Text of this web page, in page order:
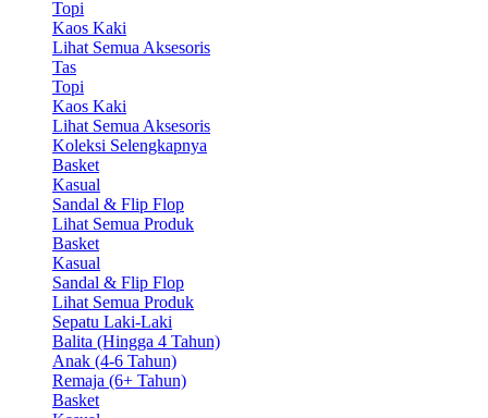
Topi
Kaos Kaki
Lihat Semua Aksesoris
Tas
Topi
Kaos Kaki
Lihat Semua Aksesoris
Koleksi Selengkapnya
Basket
Kasual
Sandal & Flip Flop
Lihat Semua Produk
Basket
Kasual
Sandal & Flip Flop
Lihat Semua Produk
Sepatu Laki-Laki
Balita (Hingga 4 Tahun)
Anak (4-6 Tahun)
Remaja (6+ Tahun)
Basket